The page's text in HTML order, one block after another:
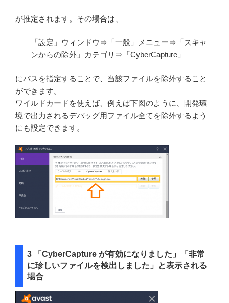
が推定されます。その場合は、
「設定」ウィンドウ⇒「一般」メニュー⇒「スキャ
ンからの除外」カテゴリ⇒「CyberCapture」
にパスを指定することで、当該ファイルを除外すること
ができます。
ワイルドカードを使えば、例えば下図のように、開発環
境で出力されるデバッグ用ファイル全てを除外するよう
にも設定できます。
3 「CyberCapture が有効になりました」「非常
に珍しいファイルを検出しました」と表示される
場合